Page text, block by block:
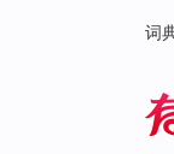
词